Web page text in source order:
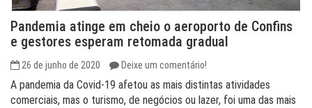
Pandemia atinge em cheio o aeroporto de Confins
e gestores esperam retomada gradual
26 de junho de 2020 Deixe um comentário!
A pandemia da Covid-19 afetou as mais distintas atividades
comerciais, mas o turismo, de negócios ou lazer, foi uma das mais